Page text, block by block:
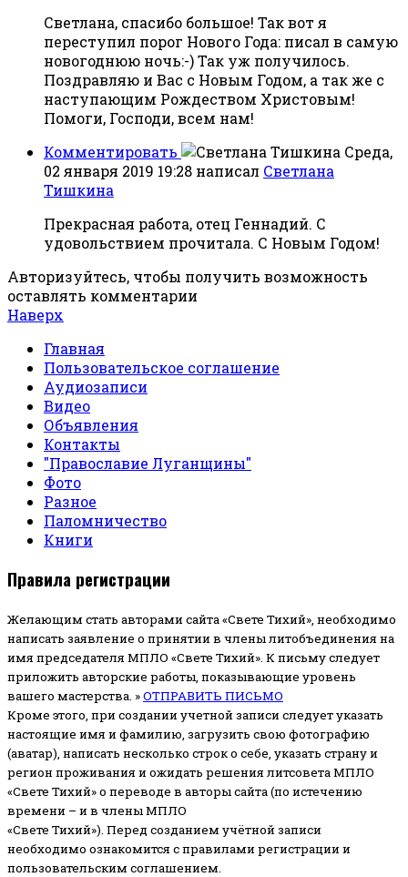
Светлана, спасибо большое! Так вот я
переступил порог Нового Года: писал в самую
новогоднюю ночь:-) Так уж получилось.
Поздравляю и Вас с Новым Годом, а так же с
наступающим Рождеством Христовым!
Помоги, Господи, всем нам!
Комментировать
Среда,
02 января 2019 19:28 написал Светлана
Тишкина
Прекрасная работа, отец Геннадий. С
удовольствием прочитала. С Новым Годом!
Авторизуйтесь, чтобы получить возможность
оставлять комментарии
Наверх
Главная
Пользовательское соглашение
Аудиозаписи
Видео
Объявления
Контакты
"Православие Луганщины"
Фото
Разное
Паломничество
Книги
Правила регистрации
Желающим стать авторами сайта «Свете Тихий», необходимо
написать заявление о принятии в члены литобъединения на
имя председателя МПЛО «Свете Тихий». К письму следует
приложить авторские работы, показывающие уровень
вашего мастерства. »ОТПРАВИТЬ ПИСЬМО
Кроме этого, при создании учетной записи следует указать
настоящие имя и фамилию, загрузить свою фотографию
(аватар), написать несколько строк о себе, указать страну и
регион проживания и ожидать решения литсовета МПЛО
«Свете Тихий» о переводе в авторы сайта (по истечению
времени – и в члены МПЛО
«Свете Тихий»). Перед созданием учётной записи
необходимо ознакомится с правилами регистрации и
пользовательским соглашением.